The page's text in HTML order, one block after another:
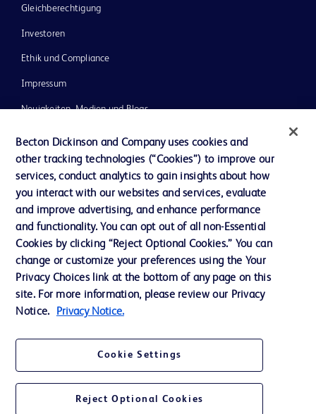
Gleichberechtigung
Investoren
Ethik und Compliance
Impressum
Neuigkeiten, Medien und Blogs
Unser Unternehmen
AGB
Kontaktieren Sie uns
Cookie-Einstellungen
Datenschutz
Nutzungsbedingungen
© 2026 BD. Alle Rechte vorbehalten. BD und das BD-Logo sind Marken von
Becton Dickinson and Company uses cookies and
other tracking technologies (“Cookies”) to improve our
services, conduct analytics to gain insights about how
you interact with our websites and services, evaluate
and improve advertising, and enhance performance
and functionality. You can opt out of all non-Essential
Cookies by clicking “Reject Optional Cookies.” You can
change or customize your preferences using the Your
Privacy Choices link at the bottom of any page on this
site. For more information, please review our Privacy
Notice.
Privacy Notice.
Cookie Settings
Reject Optional Cookies